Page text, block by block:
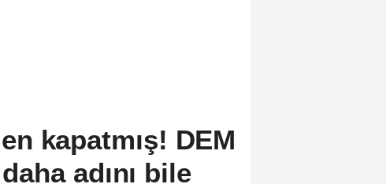
kapatmış! DEM
adını bile